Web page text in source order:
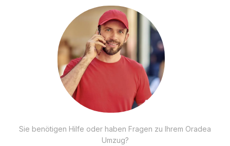
Sie benötigen Hilfe oder haben Fragen zu Ihrem Oradea
Umzug?